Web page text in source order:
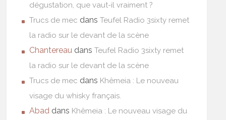
dégustation, que vaut-il vraiment ?
Trucs de mec dansTeufel Radio 3sixty remet
la radio sur le devant de la scène
Chantereau dansTeufel Radio 3sixty remet
la radio sur le devant de la scène
Trucs de mec dans Khêmeia : Le nouveau
visage du whisky français.
Abad dans Khêmeia : Le nouveau visage du